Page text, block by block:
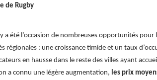
de Rugby
a été l’occasion de nombreuses opportunités pour
régionales : une croissance timide et un taux
en hausse dans le reste des villes ayant
a connu une légère augmentation, les prix